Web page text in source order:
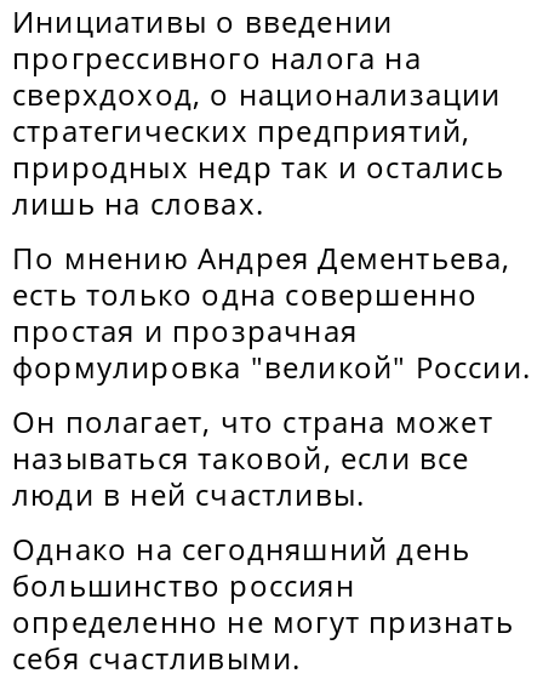
Инициативы о введении
прогрессивного налога на
сверхдоход, о национализации
стратегических предприятий,
природных недр так и остались
лишь на словах.
По мнению Андрея Дементьева,
есть только одна совершенно
простая и прозрачная
формулировка "великой" России.
Он полагает, что страна может
называться таковой, если все
люди в ней счастливы.
Однако на сегодняшний день
большинство россиян
определенно не могут признать
себя счастливыми.